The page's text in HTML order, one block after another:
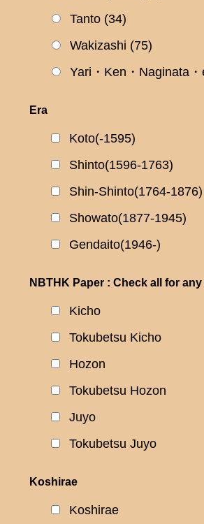
Tanto (34)
Wakizashi (75)
Yari・Ken・Naginata・
Era
Koto(-1595)
Shinto(1596-1763)
Shin-Shinto(1764-1876)
Showato(1877-1945)
Gendaito(1946-)
NBTHK Paper : Check all for
Kicho
Tokubetsu Kicho
Hozon
Tokubetsu Hozon
Juyo
Tokubetsu Juyo
Koshirae
Koshirae